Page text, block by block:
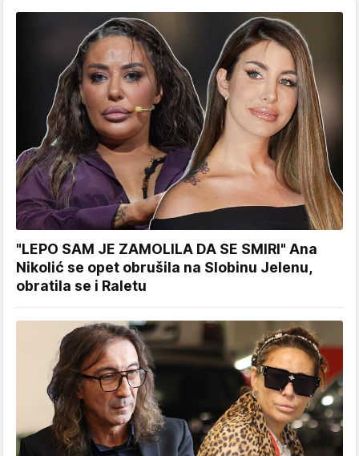
"LEPO SAM JE ZAMOLILA DA SE SMIRI" Ana
Nikolić se opet obrušila na Slobinu Jelenu,
obratila se i Raletu